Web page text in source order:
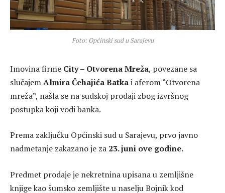
Foto: Općinski sud u Sarajevu
Imovina firme City – Otvorena Mreža, povezane sa
slučajemAlmira Čehajića Batkai aferom “Otvorena
mreža”, našla se na sudskoj prodaji zbog izvršnog
postupka koji vodibanka.
Prema zaključku Općinski sud u Sarajevu, prvo javno
nadmetanje zakazano je za 23. juni ove godine.
Predmet prodaje je nekretnina upisana u zemljišne
knjige kao šumsko zemljište u naselju Bojnik kod